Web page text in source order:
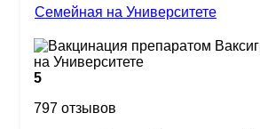
Семейная на Университете
5
797 отзывов